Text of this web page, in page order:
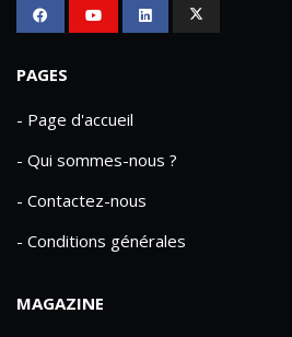
PAGES
- Page d'accueil
- Qui sommes-nous ?
- Contactez-nous
- Conditions générales
MAGAZINE